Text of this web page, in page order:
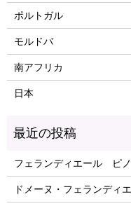
ポルトガル
モルドバ
南アフリカ
日本
フェランディエール ピ
ドメーヌ・フェランデ